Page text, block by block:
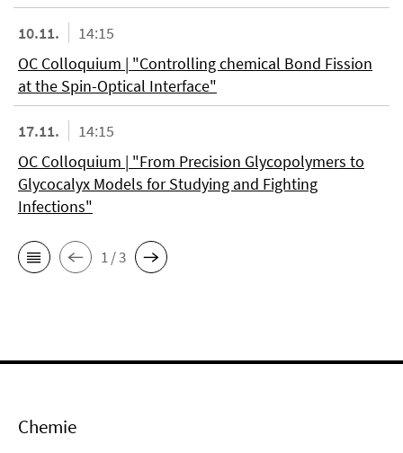
10.11.
14:15
OC Colloquium | "Controlling chemical Bond Fission
at the Spin-Optical Interface"
17.11.
14:15
OC Colloquium | "From Precision Glycopolymers to
Glycocalyx Models for Studying and Fighting
Infections"
1 / 3
Chemie